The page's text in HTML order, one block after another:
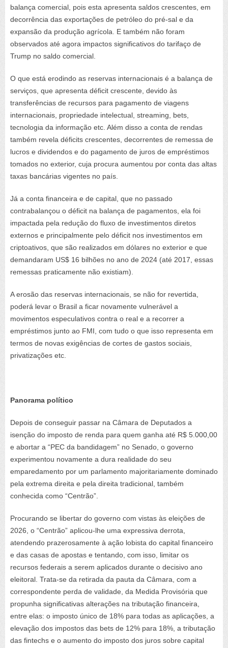
balança comercial, pois esta apresenta saldos crescentes, em
decorrência das exportações de petróleo do pré-sal e da
expansão da produção agrícola. E também não foram
observados até agora impactos significativos do tarifaço de
Trump no saldo comercial.
O que está erodindo as reservas internacionais é a balança de
serviços, que apresenta déficit crescente, devido às
transferências de recursos para pagamento de viagens
internacionais, propriedade intelectual, streaming, bets,
tecnologia da informação etc. Além disso a conta de rendas
também revela déficits crescentes, decorrentes de remessa de
lucros e dividendos e do pagamento de juros de empréstimos
tomados no exterior, cuja procura aumentou por conta das altas
taxas bancárias vigentes no país.
Já a conta financeira e de capital, que no passado
contrabalançou o déficit na balança de pagamentos, ela foi
impactada pela redução do fluxo de investimentos diretos
externos e principalmente pelo déficit nos investimentos em
criptoativos, que são realizados em dólares no exterior e que
demandaram US$ 16 bilhões no ano de 2024 (até 2017, essas
remessas praticamente não existiam).
A erosão das reservas internacionais, se não for revertida,
poderá levar o Brasil a ficar novamente vulnerável a
movimentos especulativos contra o real e a recorrer a
empréstimos junto ao FMI, com tudo o que isso representa em
termos de novas exigências de cortes de gastos sociais,
privatizações etc.
Panorama político
Depois de conseguir passar na Câmara de Deputados a
isenção do imposto de renda para quem ganha até R$ 5.000,00
e abortar a “PEC da bandidagem” no Senado, o governo
experimentou novamente a dura realidade do seu
emparedamento por um parlamento majoritariamente dominado
pela extrema direita e pela direita tradicional, também
conhecida como “Centrão”.
Procurando se libertar do governo com vistas às eleições de
2026, o “Centrão” aplicou-lhe uma expressiva derrota,
atendendo prazerosamente à ação lobista do capital financeiro
e das casas de apostas e tentando, com isso, limitar os
recursos federais a serem aplicados durante o decisivo ano
eleitoral. Trata-se da retirada da pauta da Câmara, com a
correspondente perda de validade, da Medida Provisória que
propunha significativas alterações na tributação financeira,
entre elas: o imposto único de 18% para todas as aplicações, a
elevação dos impostos das bets de 12% para 18%, a tributação
das fintechs e o aumento do imposto dos juros sobre capital